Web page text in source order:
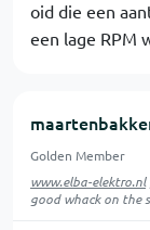
oid die een
een lage RPM
Golden Member
www.elba-elektro.nl
good whack on the